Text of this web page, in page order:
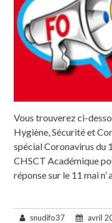
Vous trouverez ci-
Hygiène, Sécurité et
spécial Coronavirus du
CHSCT Académique
réponse sur le 11 mai
snudifo37 avril